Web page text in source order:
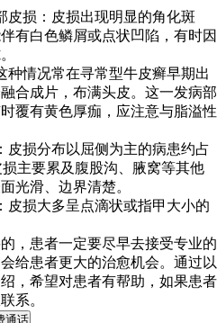
皮损：皮损出现明显的角化斑
有白色鳞屑或点状凹陷，有时因
种情况常在寻常型牛皮癣早期出
合成片，布满头皮。这一发病部
覆有黄色厚痂，应注意与脂溢性
皮损分布以屈侧为主的病患约占
主要累及腹股沟、腋窝等其他
光滑、边界清楚。
皮损大多呈点滴状或指甲大小的
，患者一定要尽早去接受专业的
给患者更大的治愈机会。通过以
，希望对患者有帮助，如果患者
系。